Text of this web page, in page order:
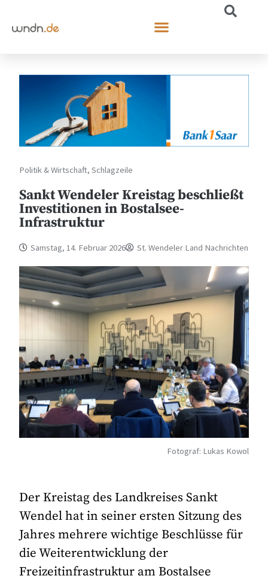
Politik & Wirtschaft,Schlagzeile
Sankt Wendeler Kreistag beschließt
Investitionen in Bostalsee-
Infrastruktur
Samstag, 14. Februar 2026 St. Wendeler Land Nachrichten
Fotograf: Lukas Kowol
Der Kreistag des Landkreises Sankt
Wendel hat in seiner ersten Sitzung des
Jahres mehrere wichtige Beschlüsse für
die Weiterentwicklung der
Freizeitinfrastruktur am Bostalsee